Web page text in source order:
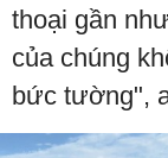
thoại gần
của chúng
bức tường",